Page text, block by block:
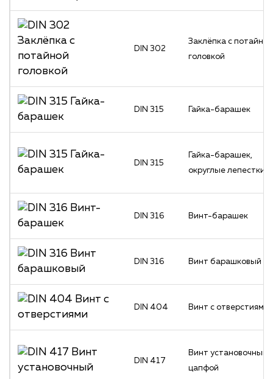
DIN 302
Заклёпка с потайной
головкой
DIN 315 Гайка-барашек
DIN 315
Гайка-барашек,
округлые лепестки
DIN 316 Винт-барашек
DIN 316 Винт барашковый
DIN 404 Винт с отверстиями
DIN 417
Винт установочный с
цапфой